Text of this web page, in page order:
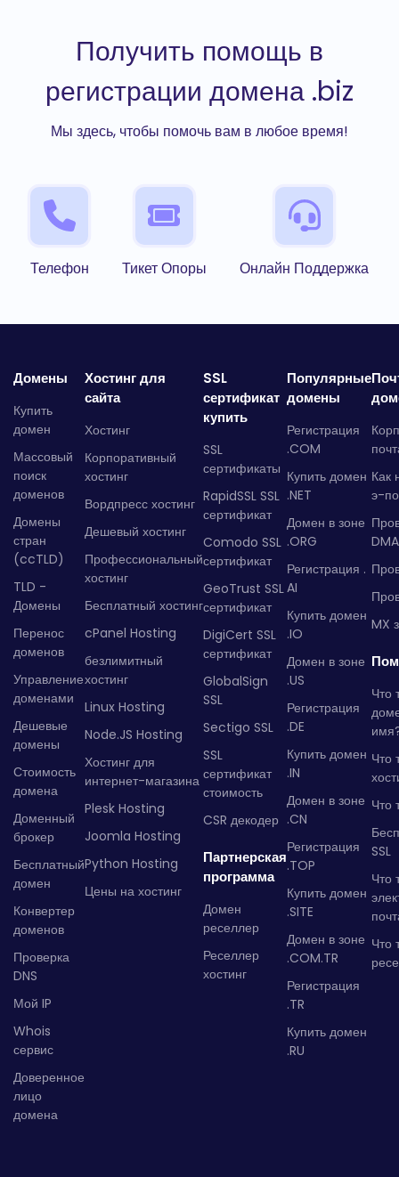
Получить помощь в
регистрации домена .biz
Мы здесь, чтобы помочь вам в любое время!
Телефон Тикет Опоры Онлайн Поддержка
Домены
Купить
домен
Массовый
поиск
доменов
Домены
стран
(ccTLD)
TLD -
Домены
Перенос
доменов
Управление
доменами
Дешевые
домены
Стоимость
домена
Доменный
брокер
Бесплатный
домен
Конвертер
доменов
Проверка
DNS
Мой IP
Whois
сервис
Доверенное
лицо
домена
Хостинг для
сайта
Хостинг
Корпоративный
хостинг
Вордпресс хостинг
Дешевый хостинг
Профессиональный
хостинг
Бесплатный хостинг
cPanel Hosting
безлимитный
хостинг
Linux Hosting
Node.JS Hosting
Хостинг для
интернет-магазина
Plesk Hosting
Joomla Hosting
Python Hosting
Цены на хостинг
SSL
сертификат
купить
SSL
сертификаты
RapidSSL SSL
сертификат
Comodo SSL
сертификат
GeoTrust SSL
сертификат
DigiCert SSL
сертификат
GlobalSign
SSL
Sectigo SSL
SSL
сертификат
стоимость
CSR декодер
Партнерская
программа
Домен
реселлер
Реселлер
хостинг
Популярные
домены
Регистрация
.COM
Купить домен
.NET
Домен в зоне
.ORG
Регистрация .
AI
Купить домен
.IO
Домен в зоне
.US
Регистрация
.DE
Купить домен
.IN
Домен в зоне
.CN
Регистрация
.TOP
Купить домен
.SITE
Домен в зоне
.COM.TR
Регистрация
.TR
Купить домен
.RU
Как
э-
MX
Что
Что
Что
SSL
Что
Что